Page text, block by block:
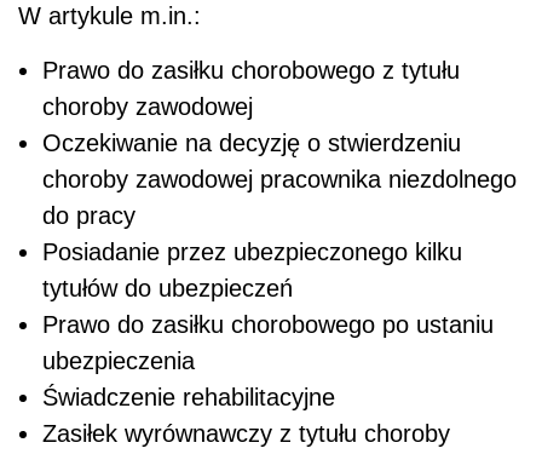
W artykule m.in.:
Prawo do zasiłku chorobowego z tytułu
choroby zawodowej
Oczekiwanie na decyzję o stwierdzeniu
choroby zawodowej pracownika niezdolnego
do pracy
Posiadanie przez ubezpieczonego kilku
tytułów do ubezpieczeń
Prawo do zasiłku chorobowego po ustaniu
ubezpieczenia
Świadczenie rehabilitacyjne
Zasiłek wyrównawczy z tytułu choroby